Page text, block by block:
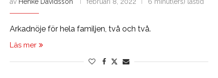
Arkadnöje för hela familjen, två och två.
Läs mer